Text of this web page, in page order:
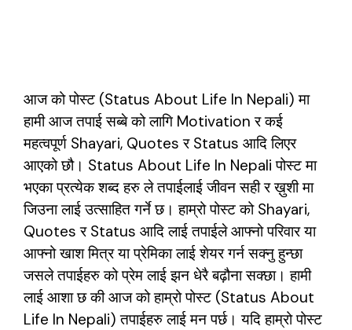
आज को पोस्ट (Status About Life In Nepali) मा
हामी आज तपाई सब्बे को लागि Motivation र कई
महत्वपूर्ण Shayari, Quotes र Status आदि लिएर
आएको छौ। Status About Life In Nepali पोस्ट मा
भएका प्रत्येक शब्द हरु ले तपाईलाई जीवन सही र ख़ुशी मा
जिउना लाई उत्साहित गर्ने छ। हाम्रो पोस्ट को Shayari,
Quotes र Status आदि लाई तपाईले आफ्नो परिवार या
आफ्नो खाश मित्र या प्रेमिका लाई शेयर गर्न सक्नु हुन्छा
जसले तपाईहरु को प्रेम लाई झन धेरै बढ़ौना सक्छा। हामी
लाई आशा छ की आज को हाम्रो पोस्ट (Status About
Life In Nepali) तपाईहरु लाई मन पर्छ। यदि हाम्रो पोस्ट